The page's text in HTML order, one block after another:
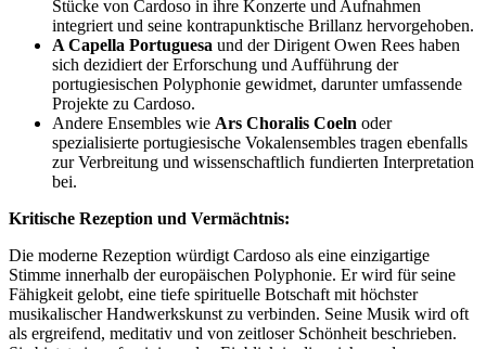
Stücke von Cardoso in ihre Konzerte und Aufnahmen
integriert und seine kontrapunktische Brillanz hervorgehoben.
A Capella Portuguesa und der Dirigent Owen Rees haben
sich dezidiert der Erforschung und Aufführung der
portugiesischen Polyphonie gewidmet, darunter umfassende
Projekte zu Cardoso.
Andere Ensembles wie Ars Choralis Coeln oder
spezialisierte portugiesische Vokalensembles tragen ebenfalls
zur Verbreitung und wissenschaftlich fundierten Interpretation
bei.
Kritische Rezeption und Vermächtnis:
Die moderne Rezeption würdigt Cardoso als eine einzigartige
Stimme innerhalb der europäischen Polyphonie. Er wird für seine
Fähigkeit gelobt, eine tiefe spirituelle Botschaft mit höchster
musikalischer Handwerkskunst zu verbinden. Seine Musik wird oft
als ergreifend, meditativ und von zeitloser Schönheit beschrieben.